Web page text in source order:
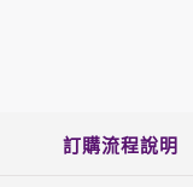
電子郵件、出生
訂購流程說明